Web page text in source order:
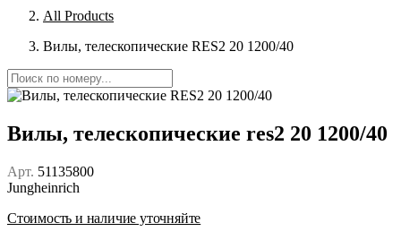
All Products
Вилы, телескопические RES2 20 1200/40
Вилы, телескопические res2 20 1200/40
Арт. 51135800
Jungheinrich
Стоимость и наличие уточняйте